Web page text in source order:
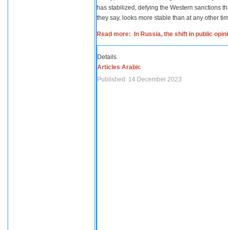
has stabilized, defying the Western sanctions
they say, looks more stable than at any other
Read more: In Russia, the shift in public
Details
Articles Arabic
Published: 14 December 2023